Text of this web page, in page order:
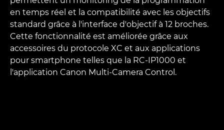
en temps réel et la compatibilité avec les objectifs
standard grâce à l'interface d'objectif à 12 broches.
Cette fonctionnalité est améliorée grâce aux
accessoires du protocole XC et aux applications
pour smartphone telles que la RC-IP1000 et
l'application Canon Multi-Camera Control.